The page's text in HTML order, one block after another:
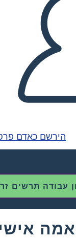
הירשם כאדם
עבודה תרשים